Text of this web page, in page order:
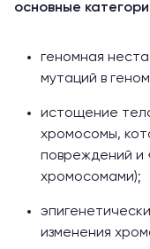
основные
геномная
мутаций в
истощение
хромосомы,
повреждений и
хромосомами);
изменения